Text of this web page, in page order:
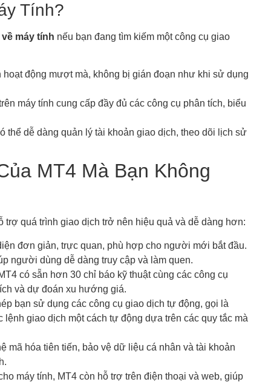
Tính?
về máy tính nếu bạn đang tìm kiếm một công cụ giao
hoạt động mượt mà, không bị gián đoạn như khi sử dụng
máy tính cung cấp đầy đủ các công cụ phân tích, biểu
thể dễ dàng quản lý tài khoản giao dịch, theo dõi lịch sử
MT4 Mà Bạn Không
quá trình giao dịch trở nên hiệu quả và dễ dàng hơn:
đơn giản, trực quan, phù hợp cho người mới bắt đầu.
người dùng dễ dàng truy cập và làm quen.
có sẵn hơn 30 chỉ báo kỹ thuật cùng các công cụ
và dự đoán xu hướng giá.
bạn sử dụng các công cụ giao dịch tự động, gọi là
giao dịch một cách tự động dựa trên các quy tắc mà
mã hóa tiên tiến, bảo vệ dữ liệu cá nhân và tài khoản
máy tính, MT4 còn hỗ trợ trên điện thoại và web, giúp